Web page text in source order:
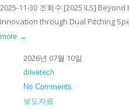
2025-11-30 조회수 [2025 ILS]
Innovation through Dual Pitching
more →
2026년 07월 10일
drivetech
No Comments
보도자료